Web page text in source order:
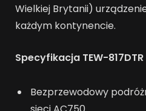
Wielkiej Brytanii)
każdym kontynencie.
Specyfikacja TEW-817DTR
Bezprzewodowy